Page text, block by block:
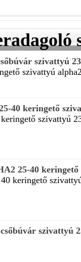
szivattyú
szivattyú
40 keringető
szivattyú
25-40
keringető
szivattyú